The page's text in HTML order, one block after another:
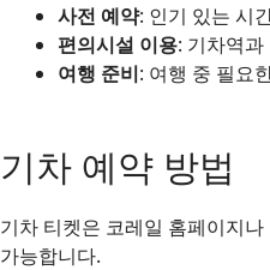
사전 예약: 인기 있는 시
편의시설 이용: 기차역
여행 준비: 여행 중 필요
기차 예약 방법
기차 티켓은 코레일 홈페이지
가능합니다.